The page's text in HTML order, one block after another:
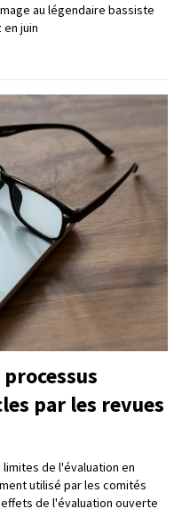
au légendaire bassiste
juin
par les revues
de l'évaluation en
utilisé par les comités
de l'évaluation ouverte